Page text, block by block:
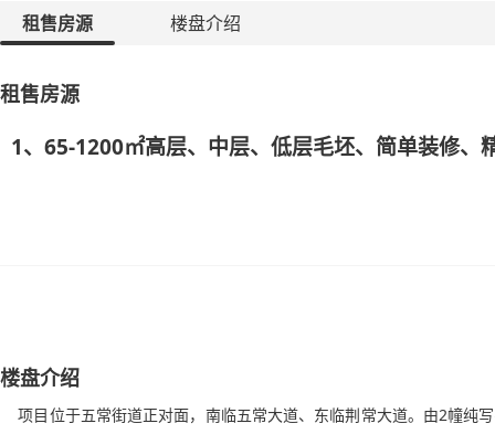
租售房源 楼盘介绍
租售房源
1、65-1200㎡高层、中层、低层毛坯、简单装修、
楼盘介绍
项目位于五常街道正对面，南临五常大道、东临荆常大道。由2幢纯